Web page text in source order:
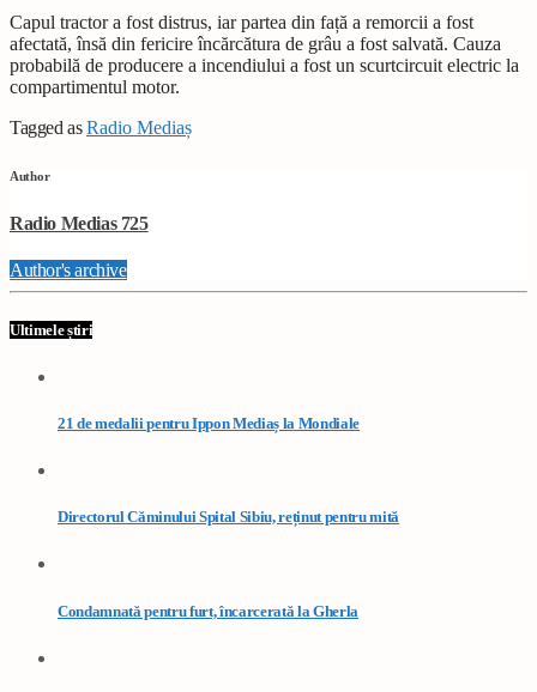
Capul tractor a fost distrus, iar partea din față a remorcii a fost
afectată, însă din fericire încărcătura de grâu a fost salvată. Cauza
probabilă de producere a incendiului a fost un scurtcircuit electric la
compartimentul motor.
Tagged asRadio Mediaș
Author
Radio Medias 725
Author's archive
Ultimele știri
21 de medalii pentru Ippon Mediaș la Mondiale
Directorul Căminului Spital Sibiu, reținut pentru mită
Condamnată pentru furt, încarcerată la Gherla